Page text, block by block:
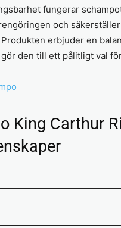
fungerar
och
erbjuder en
den till ett pålitligt val
King Carthur